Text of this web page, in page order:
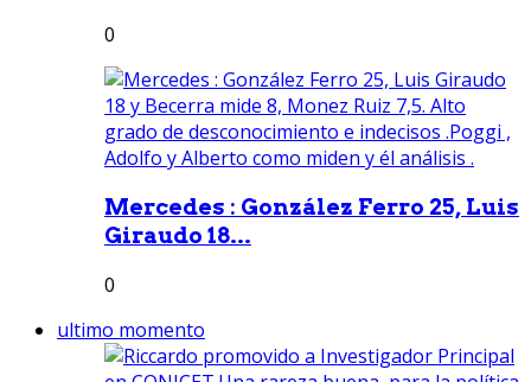
0
Mercedes : González Ferro 25, Luis
Giraudo 18...
0
ultimo momento